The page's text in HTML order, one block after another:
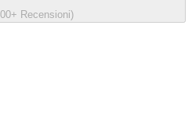
Recensioni)